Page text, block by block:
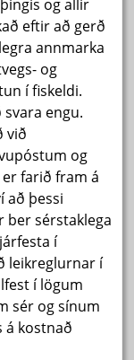
og allir
eftir að gerð
annmarka
og
í fiskeldi.
engu.
við
og
farið fram á
þessi
ber sérstaklega
í
leikreglurnar í
í lögum
sér og sínum
kostnað